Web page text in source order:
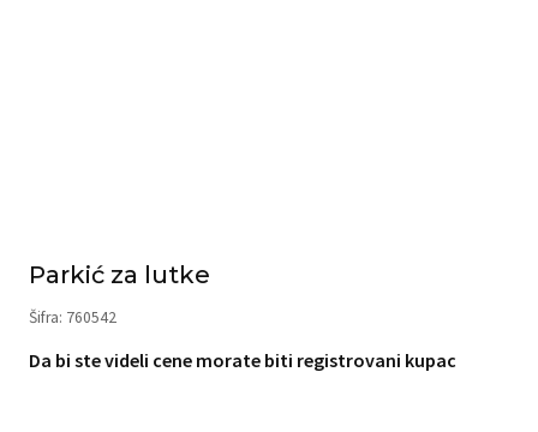
Parkić za lutke
Šifra: 760542
Da bi ste videli cene morate biti registrovani kupac